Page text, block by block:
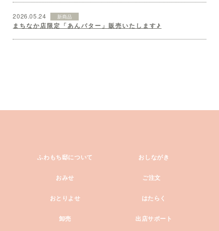
2026.05.24 新商品
まちなか店限定「あんバター」販売いたします♪
ふわもち邸について おしながき
おみせ ご注文
おとりよせ はたらく
卸売 出店サポート